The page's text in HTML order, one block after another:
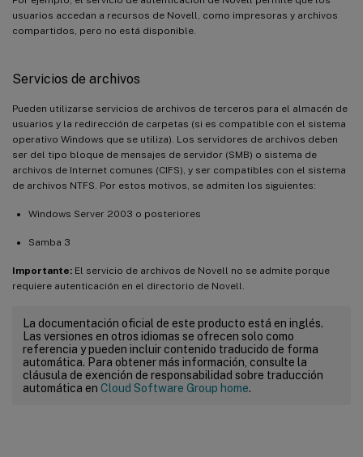
usuarios accedan a recursos de Novell, como impresoras y archivos
compartidos, pero no está disponible.
Servicios de archivos
Pueden utilizarse servicios de archivos de terceros para el almacén de
usuarios y la redirección de carpetas (si es compatible con el sistema
operativo Windows que se utiliza). Los servidores de archivos deben
ser del tipo bloque de mensajes de servidor (SMB) o sistema de
archivos de Internet comunes (CIFS), y ser compatibles con el sistema
de archivos NTFS. Por estos motivos, se admiten los siguientes:
Windows Server 2003 o posteriores
Samba 3
Importante: El servicio de archivos de Novell no se admite porque
requiere autenticación en el directorio de Novell.
La documentación oficial de este producto está en inglés.
Las versiones en otros idiomas se ofrecen solo como
referencia y pueden incluir contenido traducido de forma
automática. Para obtener más información, consulte la
cláusula de exención de responsabilidad sobre traducción
automática en Cloud Software Group home.